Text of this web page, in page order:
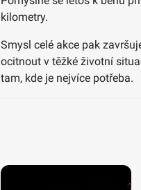
kilometry.
Smysl celé akce pak
ocitnout v těžké životní
tam, kde je nejvíce potřeba.